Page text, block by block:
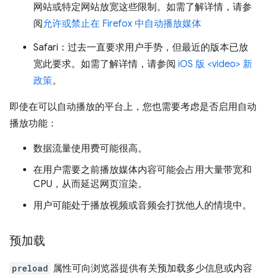
网站或特定网站放宽这些限制。如需了解详情，请参
阅允许或禁止在 Firefox 中自动播放媒体
Safari：过去一直要求用户手势，但最近的版本已放
宽此要求。如需了解详情，请参阅 iOS 版 <video> 新
政策。
即使在可以自动播放的平台上，您也需要考虑是否启用自动
播放功能：
数据流量使用费可能很高。
在用户需要之前播放媒体内容可能会占用大量带宽和
CPU，从而延迟网页渲染。
用户可能处于播放视频或音频会打扰他人的情境中。
预加载
preload 属性可向浏览器提供有关预加载多少信息或内容